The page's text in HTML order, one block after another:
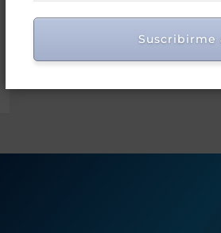
Suscribirme